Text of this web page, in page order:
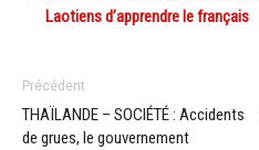
Laotiens d’apprendre le français
Précédent
THAÏLANDE – SOCIÉTÉ : Accidents
de grues, le gouvernement